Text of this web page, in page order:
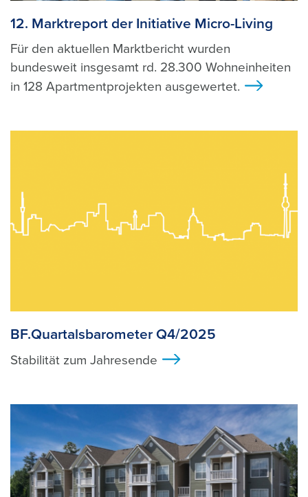
12. Marktreport der Initiative Micro-Living
Für den aktuellen Marktbericht wurden
bundesweit insgesamt rd. 28.300 Wohneinheiten
in 128 Apartmentprojekten ausgewertet.
BF.Quartalsbarometer Q4/2025
Stabilität zum Jahresende